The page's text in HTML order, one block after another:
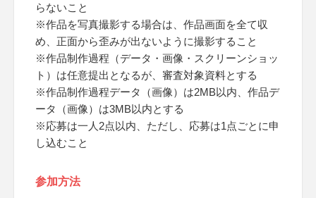
らないこと
※作品を写真撮影する場合は、作品画面を全て収
め、正面から歪みが出ないように撮影すること
※作品制作過程（データ・画像・スクリーンショッ
ト）は任意提出となるが、審査対象資料とする
※作品制作過程データ（画像）は2MB以内、作品デ
ータ（画像）は3MB以内とする
※応募は一人2点以内、ただし、応募は1点ごとに申
し込むこと
参加方法